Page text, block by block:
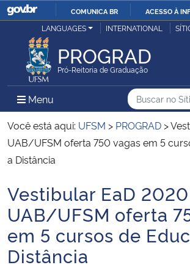
IR
O
COMUNICA BR ACESSO À
Ministério da Justiça e Segurança Pública
Ministério da Defesa
Ministério das Relações Exteriores
Ministério da Economia
Ministério da Infraestrutura
Ministério da Agricultura, Pecuária e Abastecimento
Ministério da Educação
LANGUAGES INTERNATIONAL
PROGRAD
Pró-Reitoria de Graduação
Menu Menu Principal do Sítio
Busca
Buscar
Busca:
Você está aqui: UFSM > PROGRAD >
UAB/UFSM oferta 750 vagas em 5
a Distância
Início do conteúdo
Vestibular EaD 2020
UAB/UFSM oferta
em 5 cursos de
Distância